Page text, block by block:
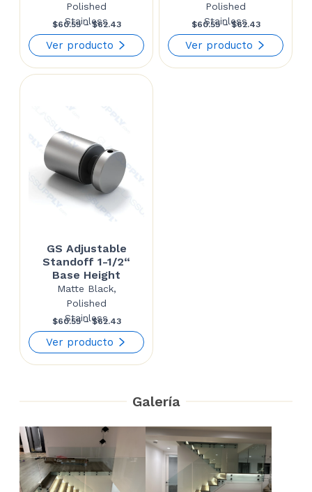
Polished
Stainless
$60.55 – $62.43Price
range:
$60.55
through
Ver producto
Polished
Stainless
$60.55 – $62.43Price
range:
$60.55
Ver producto
GS Adjustable
Standoff 1-1/2“
Base Height
Matte Black,
Polished
Stainless
$60.55 – $62.43Price
range:
$60.55
$62.43
Ver producto
Galería